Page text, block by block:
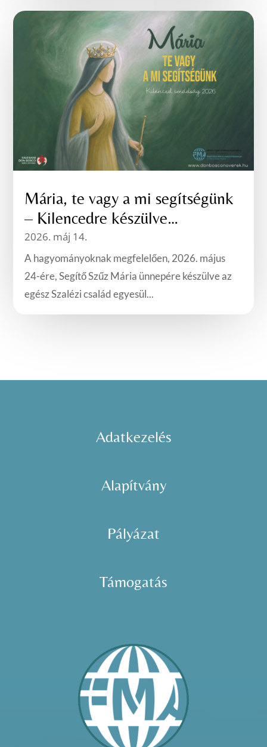
Mária, te vagy a mi segítségünk
– Kilencedre készülve…
2026. máj 14.
A hagyományoknak megfelelően, 2026. május
24-ére, Segítő Szűz Mária ünnepére készülve az
egész Szalézi család egyesül...
Adatkezelés
Alapítvány
Pályázat
Támogatás